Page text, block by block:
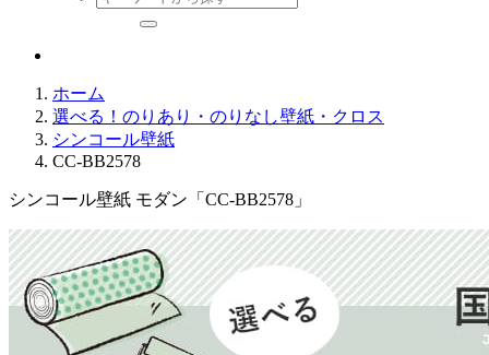
ホーム
選べる！のりあり・のりなし壁紙・クロス
シンコール壁紙
CC-BB2578
シンコール壁紙 モダン「CC-BB2578」